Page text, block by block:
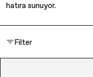
Technology
Finance & Banking
hatıra sunuyor.
Filter